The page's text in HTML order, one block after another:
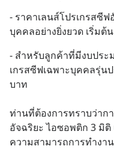
- ราคาเลนส์โปรเกรสซี
บุคคลอย่างยิ่งยวด เริ่มต้
- สำหรับลูกค้าที่มีงบปร
เกรสซีฟเฉพาะบุคคลรุ่น
บาท
ท่านที่ต้องการทราบว่าก
อัจฉริยะ ไอซอพติก 3 มิติ
ความสามารถการทำงา